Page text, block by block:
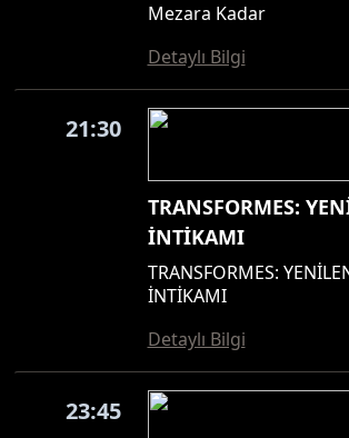
Mezara Kadar
Detaylı Bilgi
21:30
TRANSFORMES:
İNTİKAMI
TRANSFORMES:
İNTİKAMI
Detaylı Bilgi
23:45